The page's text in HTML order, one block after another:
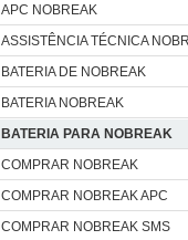
APC NOBREAK
ASSISTÊNCIA TÉCNICA
BATERIA DE NOBREAK
BATERIA NOBREAK
BATERIA PARA NOBREAK
COMPRAR NOBREAK
COMPRAR NOBREAK APC
COMPRAR NOBREAK SMS